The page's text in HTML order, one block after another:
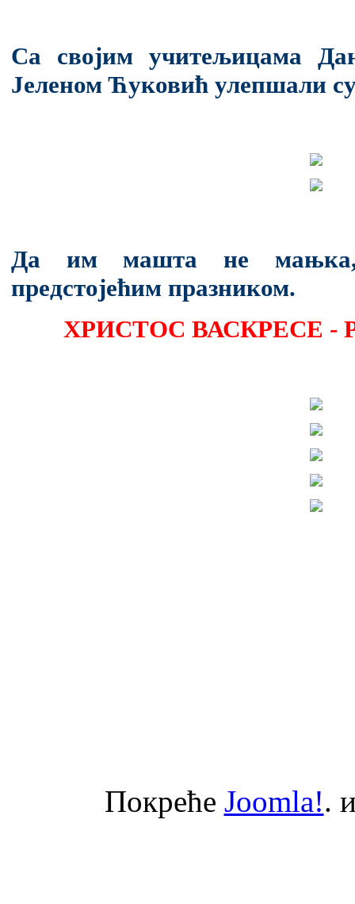
Са својим учитељицама
Јеленом Ћуковић улепшали
Да им машта не мањка,
предстојећим празником.
ХРИСТОС ВАСКРЕСЕ -
Покреће Joomla!.